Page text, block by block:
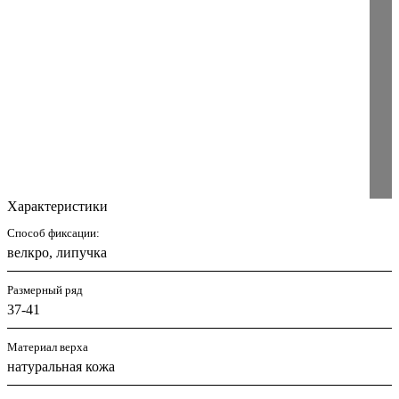
Характеристики
Способ фиксации:
велкро, липучка
Размерный ряд
37-41
Материал верха
натуральная кожа